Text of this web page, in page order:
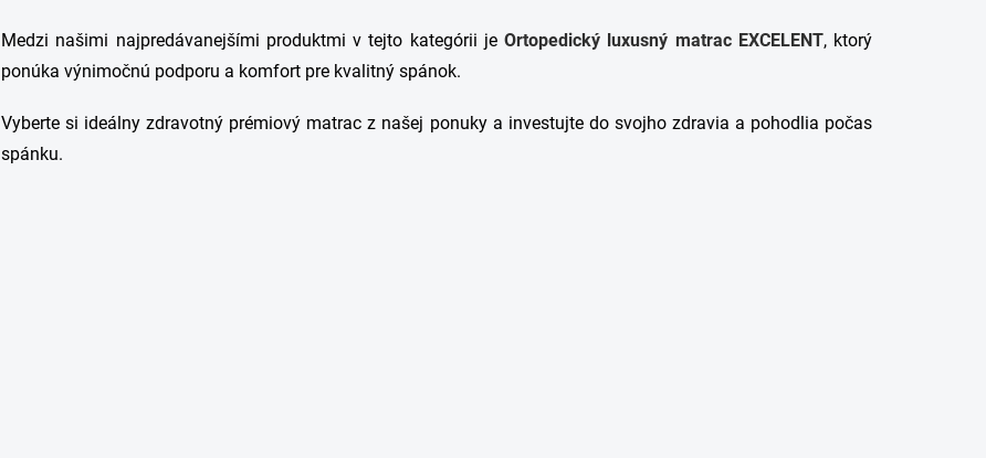
Medzi našimi najpredávanejšími produktmi v tejto kategórii je Ortopedický luxusný matrac EXCELENT, ktorý
ponúka výnimočnú podporu a komfort pre kvalitný spánok.
Vyberte si ideálny zdravotný prémiový matrac z našej ponuky a investujte do svojho zdravia a pohodlia počas
spánku.